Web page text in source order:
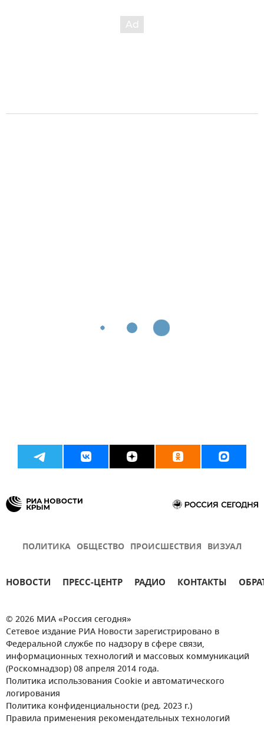
ПОЛИТИКА ОБЩЕСТВО ПРОИСШЕСТВИЯ ВИЗУАЛ
НОВОСТИ ПРЕСС-ЦЕНТР РАДИО КОНТАКТЫ
© 2026 МИА «Россия сегодня»
Сетевое издание РИА Новости зарегистрировано в
Федеральной службе по надзору в сфере связи,
информационных технологий и массовых коммуникаций
(Роскомнадзор) 08 апреля 2014 года.
Политика использования Cookie и автоматического
логирования
Политика конфиденциальности (ред. 2023 г.)
Правила применения рекомендательных технологий